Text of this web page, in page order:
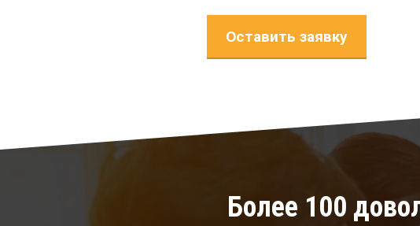
Оставить заявку
Более 100